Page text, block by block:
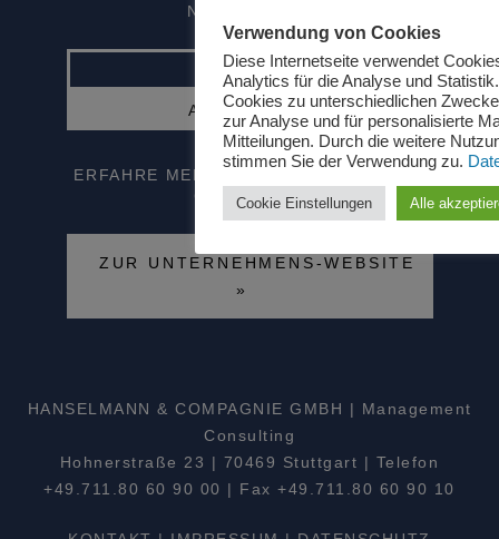
NEWSLETTER
ERFAHRE MEHR ÜBER HANSELMANN &
COMPAGNIE
ZUR UNTERNEHMENS-WEBSITE
»
HANSELMANN & COMPAGNIE GMBH | Management
Consulting
Hohnerstraße 23 | 70469 Stuttgart | Telefon
+49.711.80 60 90 00 | Fax +49.711.80 60 90 10
Verwendung von Cookies
Diese Internetseite verwendet
Analytics für die Analyse und
Cookies zu unterschiedlichen
zur Analyse und für personalisierte
Mitteilungen. Durch die weitere
stimmen Sie der Verwendung zu.
Cookie Einstellungen Alle